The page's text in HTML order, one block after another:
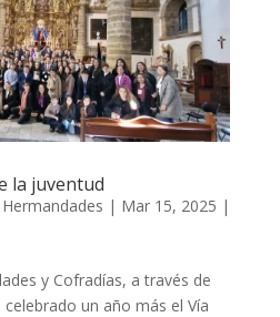
la juventud
| Mar 15, 2025 |
y Cofradías, a través de
un año más el Vía